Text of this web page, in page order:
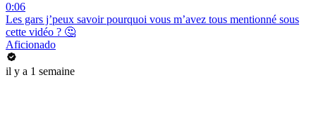
0:06
Les gars j’peux savoir pourquoi vous m’avez tous mentionné sous
cette vidéo ? 🤔
Aficionado
il y a 1 semaine